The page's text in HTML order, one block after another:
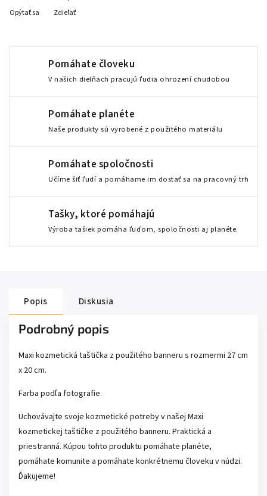
Opýtať sa Zdieľať
Pomáhate človeku
V našich dielňach pracujú ľudia ohrození chudobou
Pomáhate planéte
Naše produkty sú vyrobené z použitého materiálu
Pomáhate spoločnosti
Učíme šiť ľudí a pomáhame im dostať sa na pracovný trh
Tašky, ktoré pomáhajú
Výroba tašiek pomáha ľuďom, spoločnosti aj planéte.
Popis Diskusia
Podrobný popis
Maxi kozmetická taštička z použitého banneru s rozmermi 27 cm
x 20 cm.
Farba podľa fotografie.
Uchovávajte svoje kozmetické potreby v našej Maxi
kozmetickej taštičke z použitého banneru. Praktická a
priestranná. Kúpou tohto produktu pomáhate planéte,
pomáhate komunite a pomáhate konkrétnemu človeku v núdzi.
Ďakujeme!